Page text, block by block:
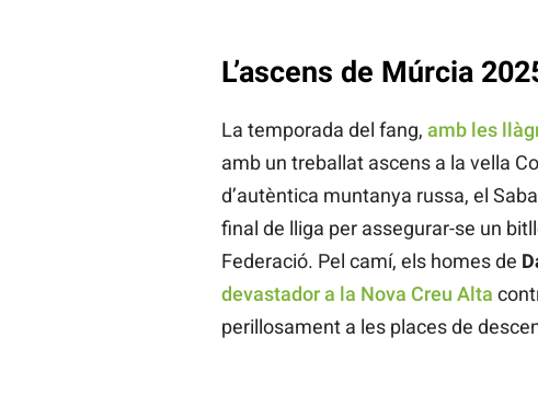
L’ascens de Múrcia
La temporada del fang, amb les
amb un treballat ascens a la vella
d’autèntica muntanya russa, el
final de lliga per assegurar-se un
Federació. Pel camí, els homes de
devastador a la Nova Creu Alta
perillosament a les places de